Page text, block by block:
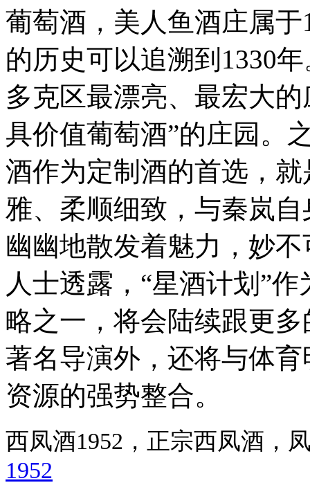
葡萄酒，美人鱼酒庄属
的历史可以追溯到1330
多克区最漂亮、最宏大
具价值葡萄酒”的庄园。
酒作为定制酒的首选，
雅、柔顺细致，与秦岚
幽幽地散发着魅力，妙
人士透露，“星酒计划”
略之一，将会陆续跟更
著名导演外，还将与体
资源的强势整合。
西凤酒1952，正宗西凤酒
1952